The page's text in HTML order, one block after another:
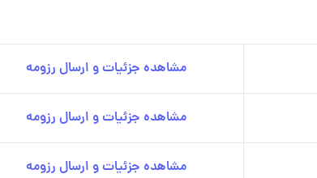
مشاهده جزئیات و ارسال رزومه
مشاهده جزئیات و ارسال رزومه
مشاهده جزئیات و ارسال رزومه